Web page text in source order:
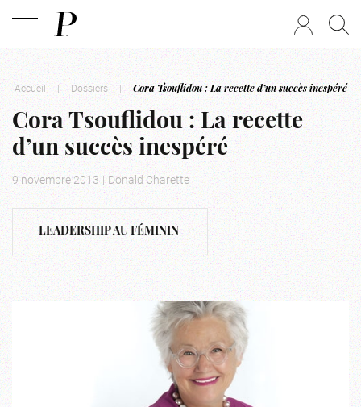
Accueil | Dossiers | Cora Tsouflidou : La recette d’un succès inespéré
Cora Tsouflidou : La recette
d’un succès inespéré
9 novembre 2013 | Donald Charette
LEADERSHIP AU FÉMININ